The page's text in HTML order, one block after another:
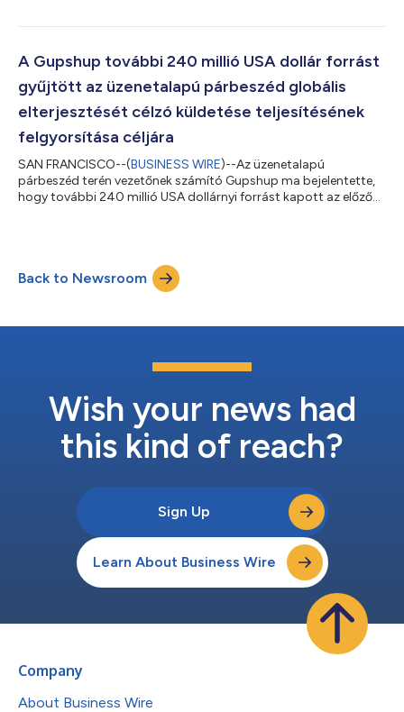
díjnyertes technológiáival, mint például a RichOTP®, a
platformként) elősegíti az RCS üzleti üzenetküldés fejlődését. A
Google, a Mavenir, a Synchronoss,...
A Gupshup további 240 millió USA dollár forrást
gyűjtött az üzenetalapú párbeszéd globális
elterjesztését célzó küldetése teljesítésének
felgyorsítása céljára
SAN FRANCISCO--(BUSINESS WIRE)--Az üzenetalapú
párbeszéd terén vezetőnek számító Gupshup ma bejelentette,
hogy további 240 millió USA dollárnyi forrást kapott az előző
Think Investments-et, a Malabar Investments-et, a Harbor
Spring Capitalt, a Neuberger Berman Investment Advisers LLC
által kezelt egyes ügyfeleket, a White O...
Back to Newsroom
Wish your news had
this kind of reach?
Sign Up
Learn About Business Wire
Company
About Business Wire